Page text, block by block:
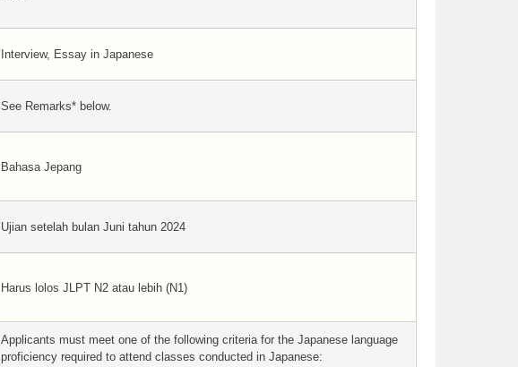
Interview, Essay in Japanese
See Remarks* below.
Bahasa Jepang
Ujian setelah bulan Juni tahun 2024
Harus lolos JLPT N2 atau lebih (N1)
Applicants must meet one of the following criteria for the Japanese language
proficiency required to attend classes conducted in Japanese: